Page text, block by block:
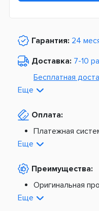
Гарантия: 24
Доставка: 7-10
Бесплатная
Из Европы от
Платная
По тарифам
Платная
Новая почта -
Еще
Оплата:
Платежная
На расчетный
Еще
Преимущества:
Оригинальная
поставщиков
Еще